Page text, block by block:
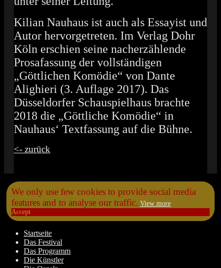
Kilian Nauhaus ist auch als Essayist und
Autor hervorgetreten. Im Verlag Dohr
Köln erschien seine nacherzählende
Prosafassung der vollständigen
„Göttlichen Komödie“ von Dante
Alighieri (3. Auflage 2017). Das
Düsseldorfer Schauspielhaus brachte
2018 die „Göttliche Komödie“ in
Nauhaus‘ Textfassung auf die Bühne.
<- zurück
Scroll
UpWe only use few cookies to provide social media
features and to analyse our traffic. View more
Accept
Startseite
Das Festival
Das Programm
Die Künstler